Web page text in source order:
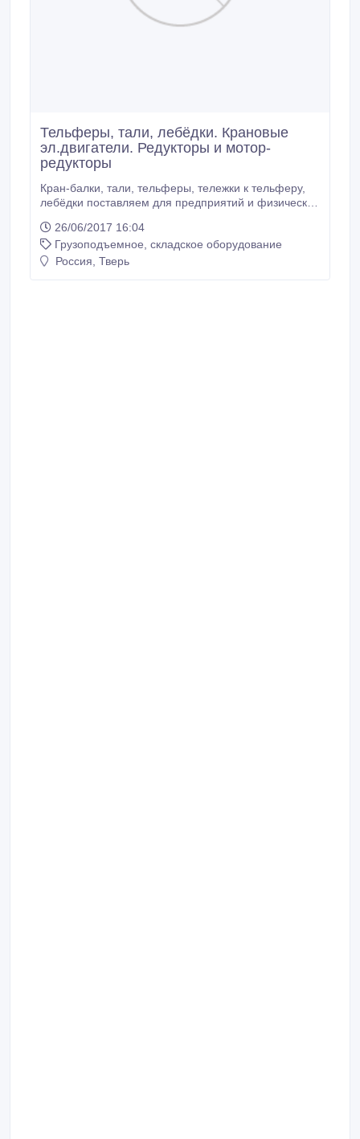
Тельферы, тали, лебёдки. Крановые
эл.двигатели. Редукторы и мотор-
редукторы
Кран-балки, тали, тельферы, тележки к тельферу,
лебёдки поставляем для предприятий и физических
Тали, подъемники, краны, балки, тележки . Тали
электрические на 380 и 220 В. Тали ручные цепные,
тали шестеренные. Тали ручные рычажные. Тали
26/06/2017 16:04
Грузоподъемное, складское оборудование
Россия, Тверь